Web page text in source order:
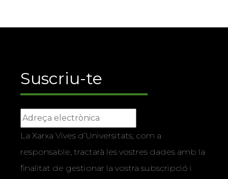
Suscriu-te
La Xarxa Vives d’Universitats, com a
responsable, tractarà les vostres dades amb la
finalitat de gestionar la vostra subscripció i